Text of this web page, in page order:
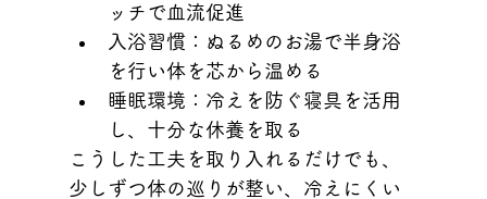
ッチで血流促進
入浴習慣：ぬるめのお湯で半身浴
を行い体を芯から温める
睡眠環境：冷えを防ぐ寝具を活用
し、十分な休養を取る
こうした工夫を取り入れるだけでも、
少しずつ体の巡りが整い、冷えにくい